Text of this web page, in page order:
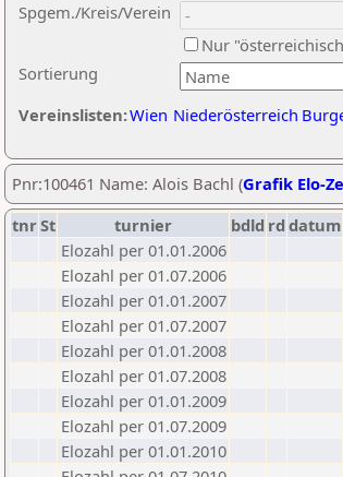
Sortierung
Spgem./Kreis/Verein
Nur
Vereinslisten:Wien Niederösterreich
Pnr:100461 Name: Alois Bachl (Grafik Elo-
tnrSt turnier bdld rd datum
Elozahl per 01.01.2006
Elozahl per 01.07.2006
Elozahl per 01.01.2007
Elozahl per 01.07.2007
Elozahl per 01.01.2008
Elozahl per 01.07.2008
Elozahl per 01.01.2009
Elozahl per 01.07.2009
Elozahl per 01.01.2010